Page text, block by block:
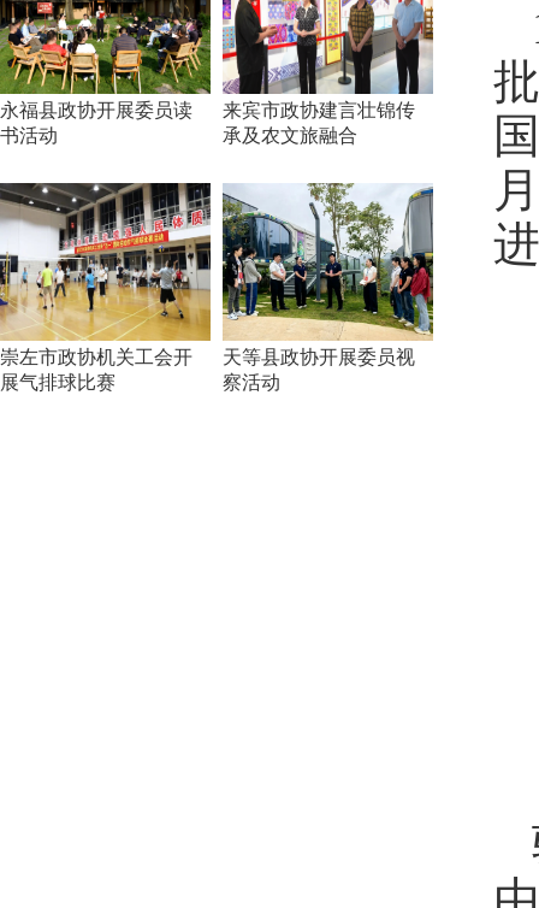
永福县政协开展委员读
书活动
来宾市政协建言壮锦传
承及农文旅融合
崇左市政协机关工会开
展气排球比赛
天等县政协开展委员视
察活动